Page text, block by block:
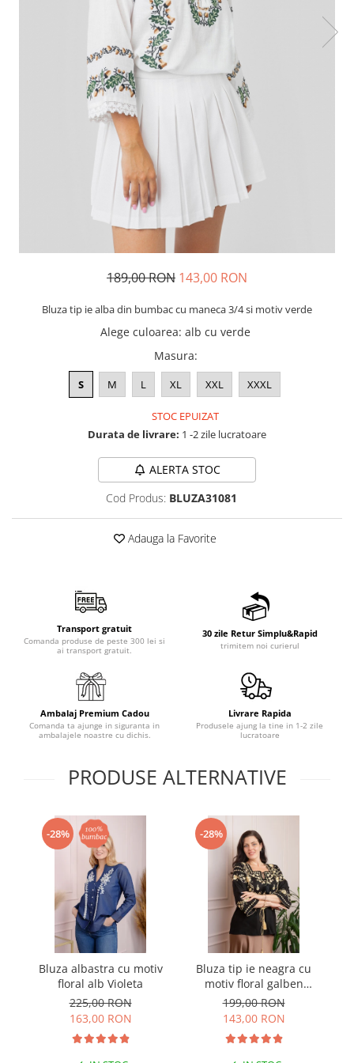
189,00 RON 143,00 RON
Bluza tip ie alba din bumbac cu maneca 3/4 si motiv verde
Alege culoarea: alb cu verde
Masura:
S M L XL XXL XXXL
STOC EPUIZAT
Durata de livrare: 1 -2 zile lucratoare
ALERTA STOC
Cod Produs: BLUZA31081
Adauga la Favorite
Transport gratuit
Comanda produse de peste 300 lei si
ai transport gratuit.
30 zile Retur Simplu&Rapid
trimitem noi curierul
Ambalaj Premium Cadou
Comanda ta ajunge in siguranta in
ambalajele noastre cu dichis.
Livrare Rapida
Produsele ajung la tine in 1-2 zile
lucratoare
PRODUSE ALTERNATIVE
-28%
Bluza albastra cu motiv
floral alb Violeta
225,00 RON
163,00 RON
-28%
Bluza tip ie neagra cu
motiv floral galben
Adelaida
199,00 RON
143,00 RON